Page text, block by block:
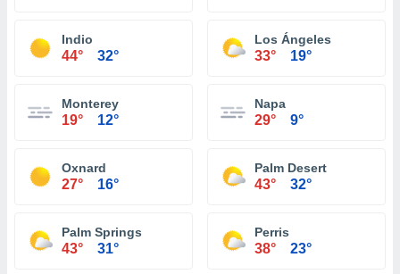
Indio
44° 32°
Los Ángeles
33° 19°
Monterey
19° 12°
Napa
29° 9°
Oxnard
27° 16°
Palm Desert
43° 32°
Palm Springs
43° 31°
Perris
38° 23°